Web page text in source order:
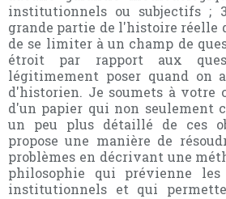
institutionnels ou subjectifs ;
grande partie de l'histoire réelle
de se limiter à un champ de
étroit par rapport aux
légitimement poser quand on
d'historien. Je soumets à votre
d'un papier qui non seulement
un peu plus détaillé de ces
propose une manière de
problèmes en décrivant une
philosophie qui prévienne
institutionnels et qui